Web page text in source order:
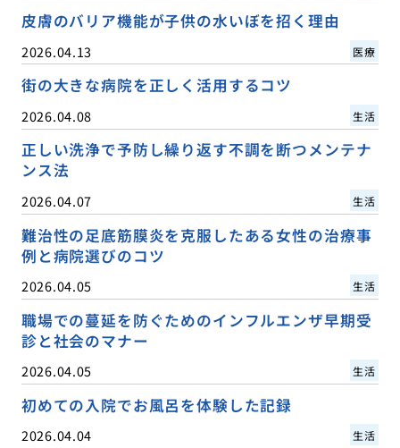
皮膚のバリア機能が子供の水いぼを招く理由
2026.04.13 医療
街の大きな病院を正しく活用するコツ
2026.04.08 生活
正しい洗浄で予防し繰り返す不調を断つメンテナ
ンス法
2026.04.07 生活
難治性の足底筋膜炎を克服したある女性の治療事
例と病院選びのコツ
2026.04.05 生活
職場での蔓延を防ぐためのインフルエンザ早期受
診と社会のマナー
2026.04.05 生活
初めての入院でお風呂を体験した記録
2026.04.04 生活